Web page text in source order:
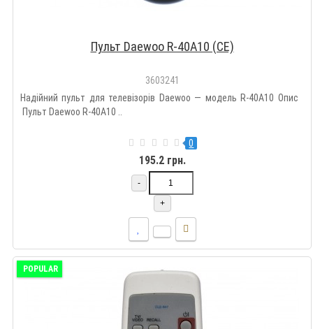
Пульт Daewoo R-40A10 (CE)
3603241
Надійний пульт для телевізорів Daewoo — модель R-40A10 Опис
Пульт Daewoo R-40A10 ..
0
195.2 грн.
-
+
POPULAR